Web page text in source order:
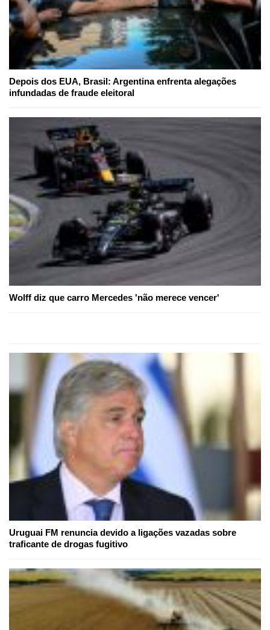
Depois dos EUA, Brasil: Argentina enfrenta alegações
infundadas de fraude eleitoral
Wolff diz que carro Mercedes 'não merece vencer'
Uruguai FM renuncia devido a ligações vazadas sobre
traficante de drogas fugitivo